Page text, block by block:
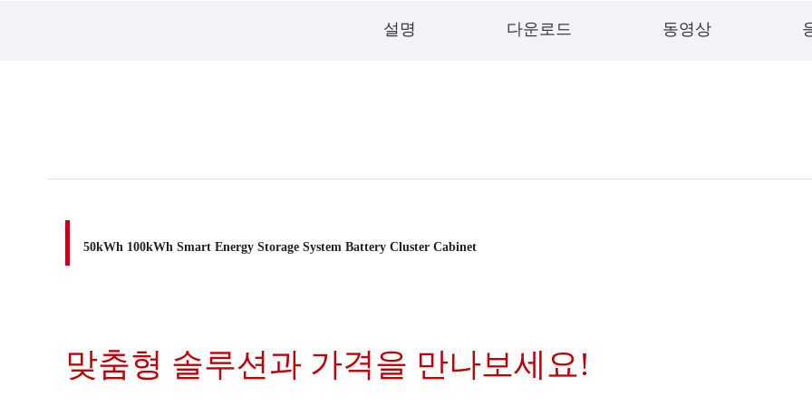
설명 다운로드 동영상
50kWh 100kWh Smart Energy Storage System Battery Cluster Cabinet
맞춤형 솔루션과 가격을 만나보세요!